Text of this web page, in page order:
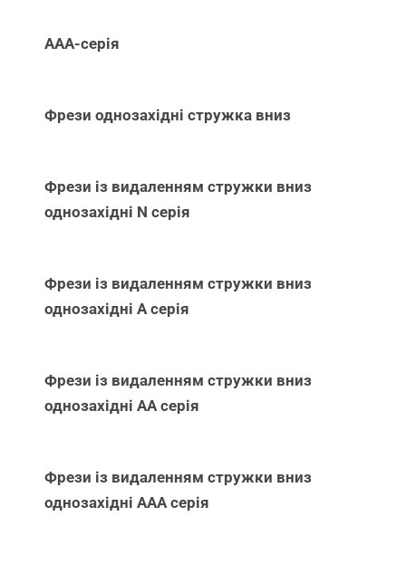
ААА-серія
Фрези однозахідні стружка вниз
Фрези із видаленням стружки вниз
однозахідні N серія
Фрези із видаленням стружки вниз
однозахідні А серія
Фрези із видаленням стружки вниз
однозахідні АА серія
Фрези із видаленням стружки вниз
однозахідні ААА серія